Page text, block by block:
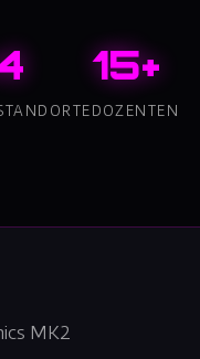
15+
DOZENTEN
MK2